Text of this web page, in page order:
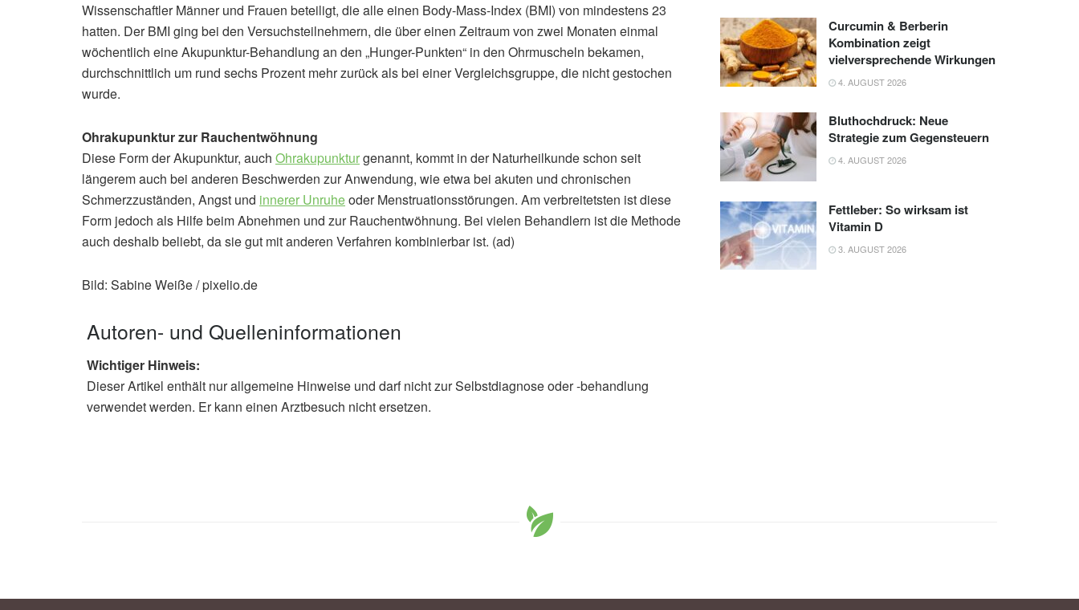
Wissenschaftler Männer und Frauen beteiligt, die alle einen Body-Mass-Index (BMI) von mindestens 23
hatten. Der BMI ging bei den Versuchsteilnehmern, die über einen Zeitraum von zwei Monaten einmal
wöchentlich eine Akupunktur-Behandlung an den „Hunger-Punkten“ in den Ohrmuscheln bekamen,
durchschnittlich um rund sechs Prozent mehr zurück als bei einer Vergleichsgruppe, die nicht gestochen
wurde.
Ohrakupunktur zur Rauchentwöhnung
Diese Form der Akupunktur, auch Ohrakupunkturgenannt, kommt in der Naturheilkunde schon seit
längerem auch bei anderen Beschwerden zur Anwendung, wie etwa bei akuten und chronischen
Schmerzzuständen, Angst und innerer Unruheoder Menstruationsstörungen. Am verbreitetsten ist diese
Form jedoch als Hilfe beim Abnehmen und zur Rauchentwöhnung. Bei vielen Behandlern ist die Methode
auch deshalb beliebt, da sie gut mit anderen Verfahren kombinierbar ist. (ad)
Bild: Sabine Weiße / pixelio.de
Autoren- und Quelleninformationen
Wichtiger Hinweis:
Dieser Artikel enthält nur allgemeine Hinweise und darf nicht zur Selbstdiagnose oder -behandlung
verwendet werden. Er kann einen Arztbesuch nicht ersetzen.
Curcumin & Berberin
Kombination zeigt
vielversprechende Wirkungen
4. AUGUST 2026
Bluthochdruck: Neue
Strategie zum Gegensteuern
4. AUGUST 2026
Fettleber: So wirksam ist
Vitamin D
3. AUGUST 2026